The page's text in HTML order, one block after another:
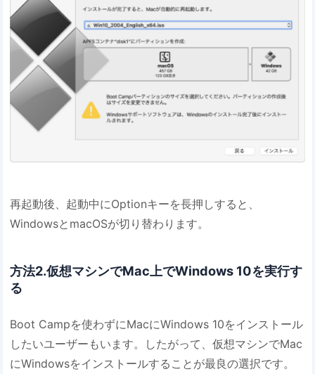
再起動後、起動中にOptionキーを長押しすると、
WindowsとmacOSが切り替わります。
方法2.仮想マシンでMac上でWindows 10を実行す
る
Boot Campを使わずにMacにWindows 10をインストール
したいユーザーもいます。したがって、仮想マシンでMac
にWindowsをインストールすることが最良の選択です。